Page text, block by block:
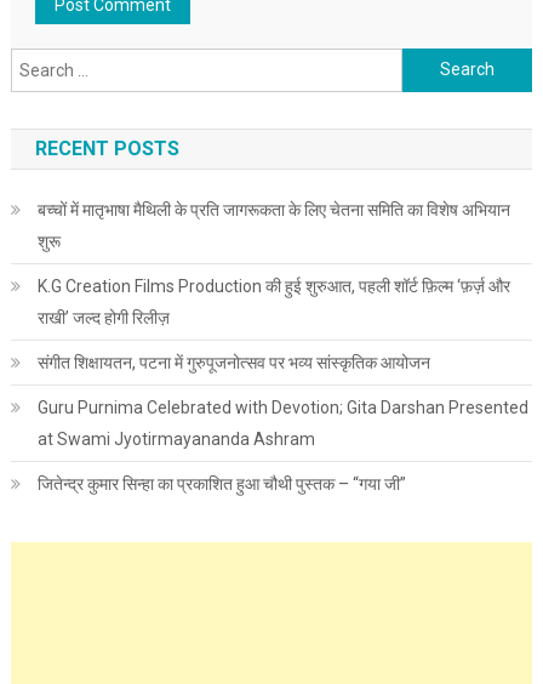
Search for:
RECENT POSTS
बच्चों में मातृभाषा मैथिली के प्रति जागरूकता के लिए चेतना समिति का विशेष अभियान
शुरू
K.G Creation Films Production की हुई शुरुआत, पहली शॉर्ट फ़िल्म ‘फ़र्ज़ और
राखी’ जल्द होगी रिलीज़
संगीत शिक्षायतन, पटना में गुरुपूजनोत्सव पर भव्य सांस्कृतिक आयोजन
Guru Purnima Celebrated with Devotion; Gita Darshan Presented
at Swami Jyotirmayananda Ashram
जितेन्द्र कुमार सिन्हा का प्रकाशित हुआ चौथी पुस्तक – “गया जी”